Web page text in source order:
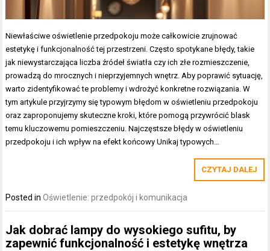
Niewłaściwe oświetlenie przedpokoju może całkowicie zrujnować
estetykę i funkcjonalność tej przestrzeni. Często spotykane błędy, takie
jak niewystarczająca liczba źródeł światła czy ich złe rozmieszczenie,
prowadzą do mrocznych i nieprzyjemnych wnętrz. Aby poprawić sytuację,
warto zidentyfikować te problemy i wdrożyć konkretne rozwiązania. W
tym artykule przyjrzymy się typowym błędom w oświetleniu przedpokoju
oraz zaproponujemy skuteczne kroki, które pomogą przywrócić blask
temu kluczowemu pomieszczeniu. Najczęstsze błędy w oświetleniu
przedpokoju i ich wpływ na efekt końcowy Unikaj typowych…
CZYTAJ DALEJ
Posted inOświetlenie: przedpokój i komunikacja
Jak dobrać lampy do wysokiego sufitu, by
zapewnić funkcjonalność i estetykę wnętrza